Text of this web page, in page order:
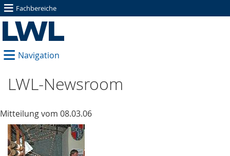
≡ Fachbereiche
≡ Navigation
LWL-Newsroom
Mitteilung vom 08.03.06